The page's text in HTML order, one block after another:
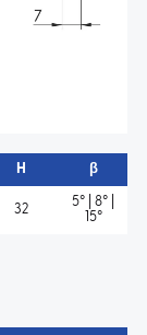
H β
32
5° | 8° |
15°